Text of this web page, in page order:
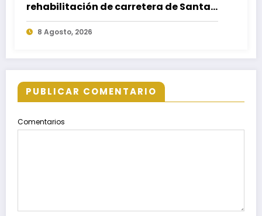
rehabilitación de carretera de Santa
María Ecatepec
8 Agosto, 2026
PUBLICAR COMENTARIO
Comentarios